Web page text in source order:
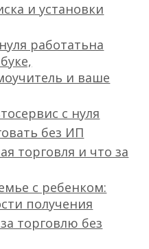
и установки
работатьна
и ваше
с нуля
без ИП
торговля и что за
с ребенком:
получения
торговлю без